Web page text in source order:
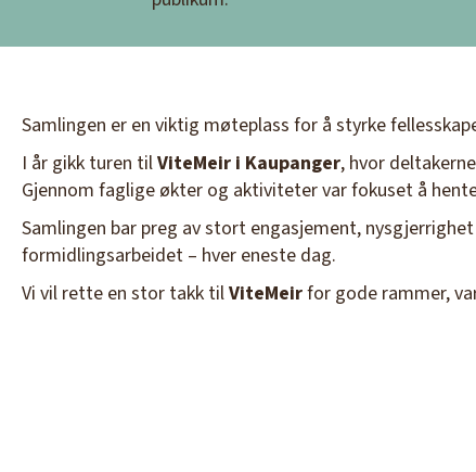
Samlingen er en viktig møteplass for å styrke
I år gikk turen tilViteMeir i Kaupanger, hvor
Gjennom faglige økter og aktiviteter var fokuset å
Samlingen bar preg av stort engasjement,
formidlingsarbeidet – hver eneste dag.
Vi vil rette en stor takk tilViteMeirfor gode rammer,